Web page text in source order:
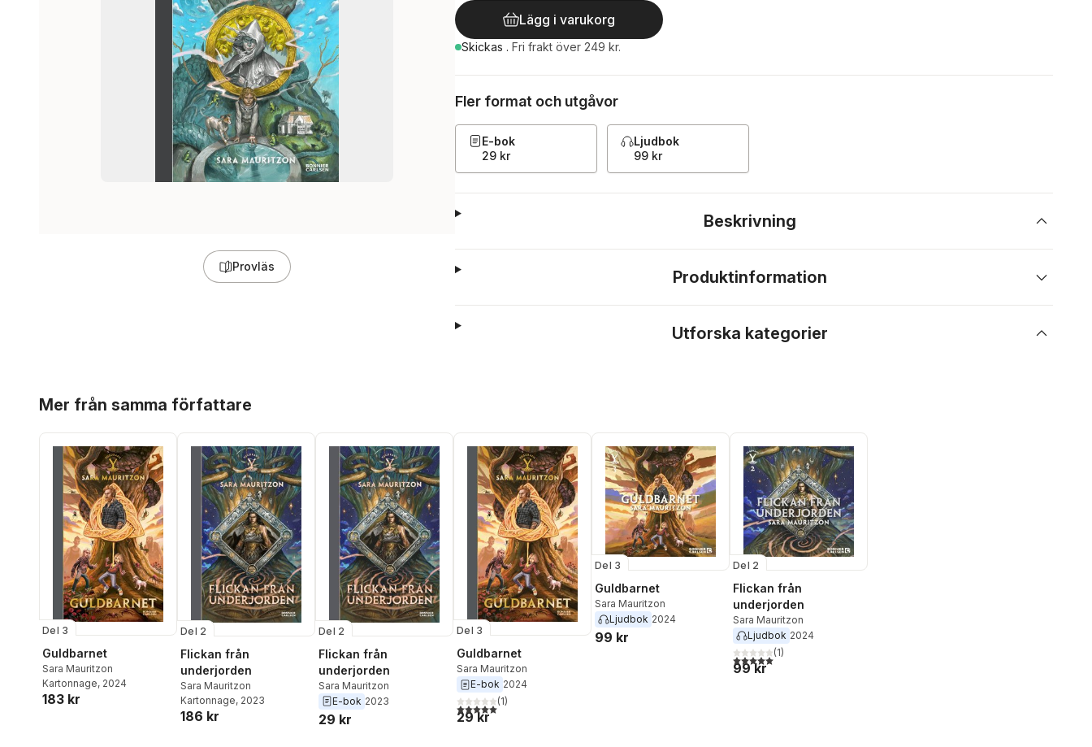
Provläs
Lägg i varukorg
Skickas . Fri frakt över 249 kr.
Fler format och utgåvor
E-bok
29 kr
Ljudbok
99 kr
Beskrivning
Produktinformation
Utforska kategorier
Mer från samma författare
Del 3
Guldbarnet
Sara Mauritzon
Kartonnage, 2024
183 kr
Del 2
Flickan från
underjorden
Sara Mauritzon
Kartonnage, 2023
186 kr
Del 2
Flickan från
underjorden
Sara Mauritzon
E-bok 2023
29 kr
Del 3
Guldbarnet
Sara Mauritzon
E-bok 2024
5,0utav 5 stjärnor. Totalt antal röster:
(1)
29 kr
Del 3
Guldbarnet
Sara Mauritzon
Ljudbok 2024
99 kr
Del 2
Flickan från
underjorden
Sara Mauritzon
Ljudbok 2024
5,0utav 5 stjärnor. Totalt antal röster:
(1)
99 kr